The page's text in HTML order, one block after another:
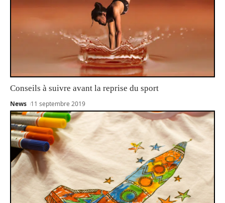
Conseils à suivre avant la reprise du sport
News 11 septembre 2019